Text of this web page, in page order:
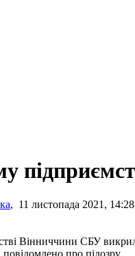
, 11 листопада 2021, 14:28
про підозру